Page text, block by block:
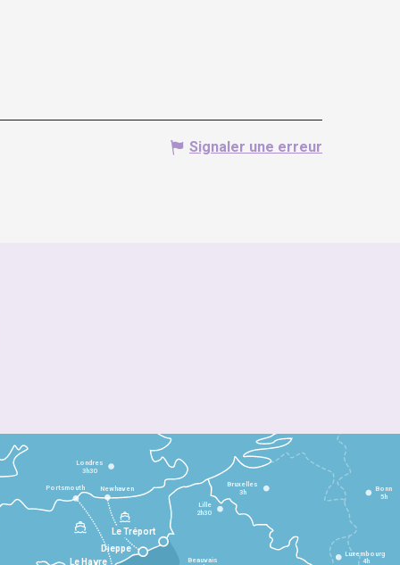
Signaler une erreur
Le Havre
Dieppe
Le Tréport
Beauvais
Lille
2h30
Bruxelles
3h
Londres
3h30
Newhaven
Portsmouth Bonn
5h
Luxembourg
4h